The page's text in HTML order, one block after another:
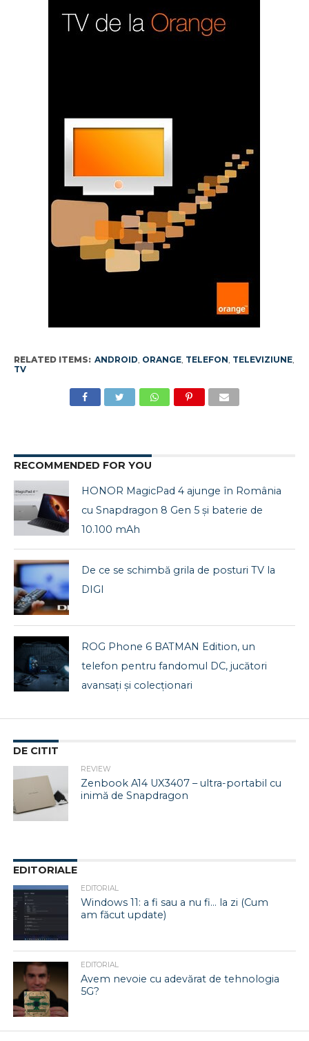
RELATED ITEMS: ANDROID, ORANGE, TELEFON, TELEVIZIUNE,
TV
RECOMMENDED FOR YOU
HONOR MagicPad 4 ajunge în România
cu Snapdragon 8 Gen 5 și baterie de
10.100 mAh
De ce se schimbă grila de posturi TV la
DIGI
ROG Phone 6 BATMAN Edition, un
telefon pentru fandomul DC, jucători
avansați și colecționari
DE CITIT
REVIEW
Zenbook A14 UX3407 – ultra-portabil cu
inimă de Snapdragon
EDITORIALE
EDITORIAL
Windows 11: a fi sau a nu fi… la zi (Cum
am făcut update)
EDITORIAL
Avem nevoie cu adevărat de tehnologia
5G?